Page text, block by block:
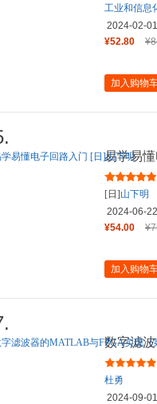
工业和信息
2024-02-01
¥52.80
加入购物
易学易
[日]山下明
2024-06-22
¥54.00
加入购物
数字滤
版）
杜勇
2024-09-01